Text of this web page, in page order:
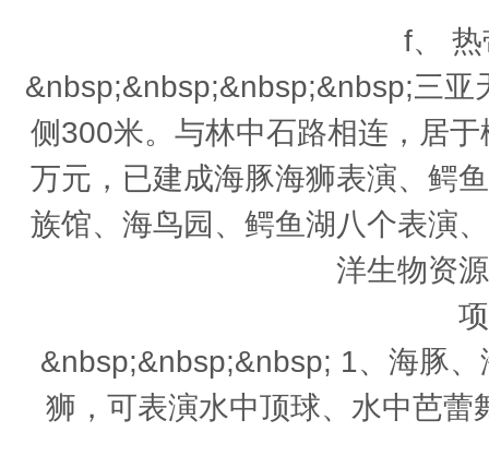
f、
&nbsp;&nbsp;&nbsp;&nbsp;三亚
侧300米。与林中石路相连，居
万元，已建成海豚海狮表演、鳄
族馆、海鸟园、鳄鱼湖八个表演
洋生物资
&nbsp;&nbsp;&nbsp; 1、海豚
狮，可表演水中顶球、水中芭